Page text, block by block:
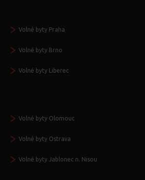
Volné byty Praha
Volné byty Brno
Volné byty Liberec
Volné byty Olomouc
Volné byty Ostrava
Volné byty Jablonec n. Nisou